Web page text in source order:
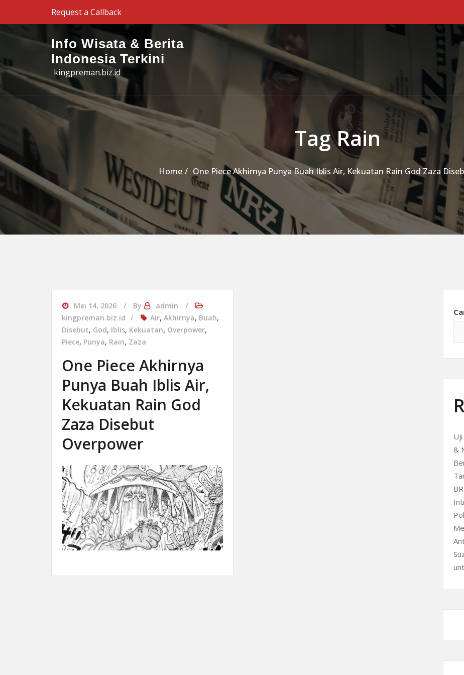
Skip to the contentRequest a Callback
Info Wisata & Berita
Indonesia Terkini
kingpreman.biz.id
Tag Rain
Home One Piece Akhirnya Punya Buah Iblis Air, Kekuatan Rain God Zaza
Mei 14, 2026 By
admin
kingpreman.biz.id
Air, Akhirnya, Buah,
Disebut, God, Iblis, Kekuatan, Overpower,
Piece, Punya, Rain, Zaza
One Piece Akhirnya
Punya Buah Iblis Air,
Kekuatan Rain God
Zaza Disebut
Overpower
&